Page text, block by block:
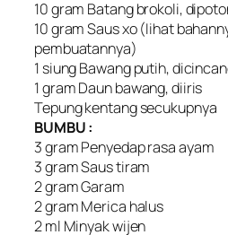
10 gram Batang brokoli,
10 gram Saus xo (Iihat
pembuatannya)
1 siung Bawang putih,
1 gram Daun bawang, diiris
Tepung kentang secukupnya
BUMBU :
3 gram Penyedap rasa ayam
3 gram Saus tiram
2 gram Garam
2 gram Merica halus
2 ml Minyak wijen